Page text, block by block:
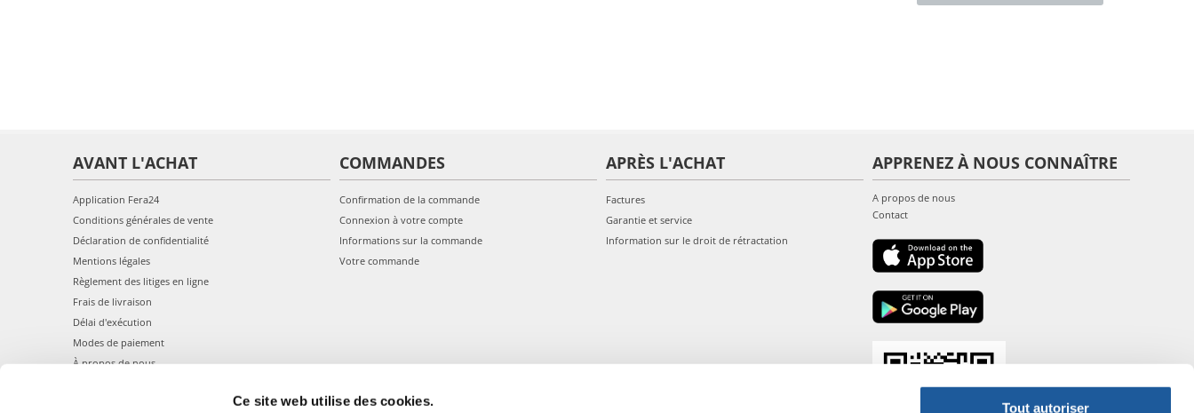
Ce site web utilise des cookies. Tout autoriser
AVANT L'ACHAT
Application Fera24
Conditions générales de vente
Déclaration de confidentialité
Mentions légales
Règlement des litiges en ligne
Frais de livraison
Délai d'exécution
Modes de paiement
À propos de nous
COMMANDES
Confirmation de la commande
Connexion à votre compte
Informations sur la commande
Votre commande
APRÈS L'ACHAT
Factures
Garantie et service
Information sur le droit de rétractation
APPRENEZ À NOUS CONNAÎTRE
A propos de nous
Contact